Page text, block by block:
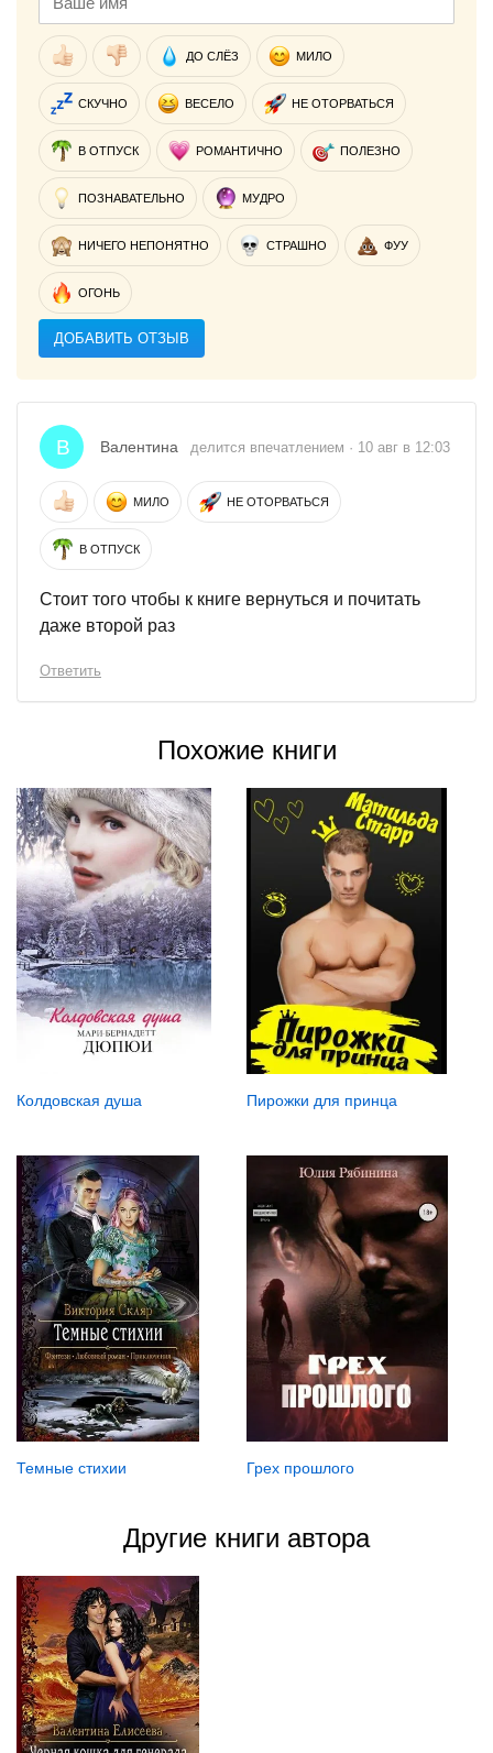
ДО СЛЁЗ МИЛО
СКУЧНО ВЕСЕЛО НЕ ОТОРВАТЬСЯ
В ОТПУСК РОМАНТИЧНО ПОЛЕЗНО
ПОЗНАВАТЕЛЬНО МУДРО
НИЧЕГО НЕПОНЯТНО СТРАШНО ФУУ
ОГОНЬ
ДОБАВИТЬ ОТЗЫВ
В Валентина делится впечатлением · 10 авг в 12:03
МИЛО НЕ ОТОРВАТЬСЯ
В ОТПУСК
Стоит того чтобы к книге вернуться и почитать
даже второй раз
Ответить
Похожие книги
Колдовская душа Пирожки для принца
Темные стихии Грех прошлого
Другие книги автора